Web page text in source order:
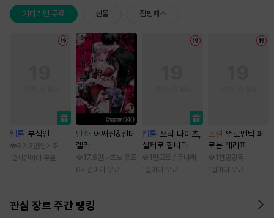
기다리면 무료 선물 점핑패스
웹툰 부식인
92.3만 임애주
12시간마다 무료
만화 어쌔신&신데
렐라
17.8만 나츠노 유조
6시간마다 무료
웹툰 쓰리 나이츠,
실제로 합니다
1만 고토 / 두나래
1일마다 무료
소설 언로맨틱 페
로몬 테라피
1천 망랑독
1일마다 무료
관심 장르 주간 랭킹